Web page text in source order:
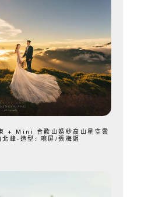
+ Mini 合歡山婚紗高山星空雲
北峰-造型: 晼屏/張梅姬